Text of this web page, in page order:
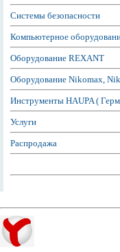
Системы безопасности
Компьютерное
Оборудование REXANT
Оборудование Nikomax,
Инструменты HAUPA (
Услуги
Распродажа